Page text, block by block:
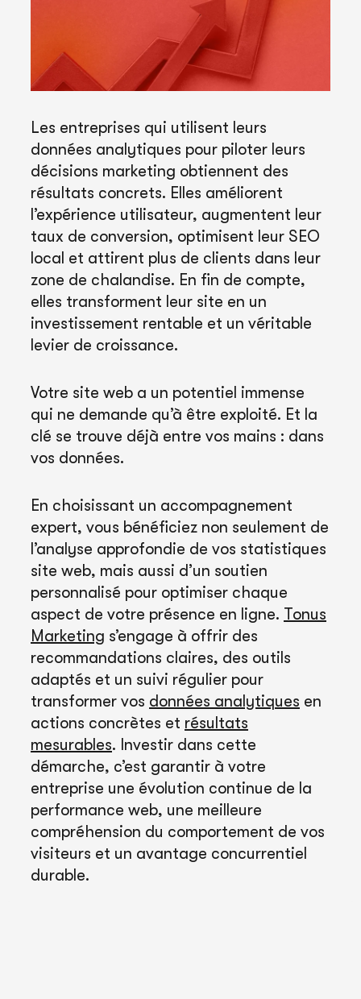
Les entreprises qui utilisent leurs
données analytiques pour piloter leurs
décisions marketing obtiennent des
résultats concrets. Elles améliorent
l’expérience utilisateur, augmentent leur
taux de conversion, optimisent leur SEO
local et attirent plus de clients dans leur
zone de chalandise. En fin de compte,
elles transforment leur site en un
investissement rentable et un véritable
levier de croissance.
Votre site web a un potentiel immense
qui ne demande qu’à être exploité. Et la
clé se trouve déjà entre vos mains : dans
vos données.
En choisissant un accompagnement
expert, vous bénéficiez non seulement de
l’analyse approfondie de vos statistiques
site web, mais aussi d’un soutien
personnalisé pour optimiser chaque
aspect de votre présence en ligne. Tonus
Marketing s’engage à offrir des
recommandations claires, des outils
adaptés et un suivi régulier pour
transformer vos données analytiques en
actions concrètes et résultats
mesurables. Investir dans cette
démarche, c’est garantir à votre
entreprise une évolution continue de la
performance web, une meilleure
compréhension du comportement de vos
visiteurs et un avantage concurrentiel
durable.